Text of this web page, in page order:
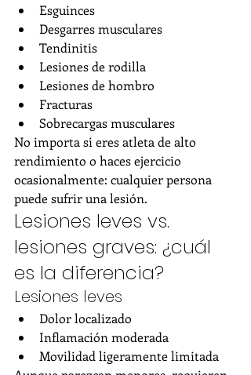
Esguinces
Desgarres musculares
Tendinitis
Lesiones de rodilla
Lesiones de hombro
Fracturas
Sobrecargas musculares
No importa si eres atleta de alto
rendimiento o haces ejercicio
ocasionalmente: cualquier persona
puede sufrir una lesión.
Lesiones leves vs.
lesiones graves: ¿cuál
es la diferencia?
Lesiones leves
Dolor localizado
Inflamación moderada
Movilidad ligeramente limitada